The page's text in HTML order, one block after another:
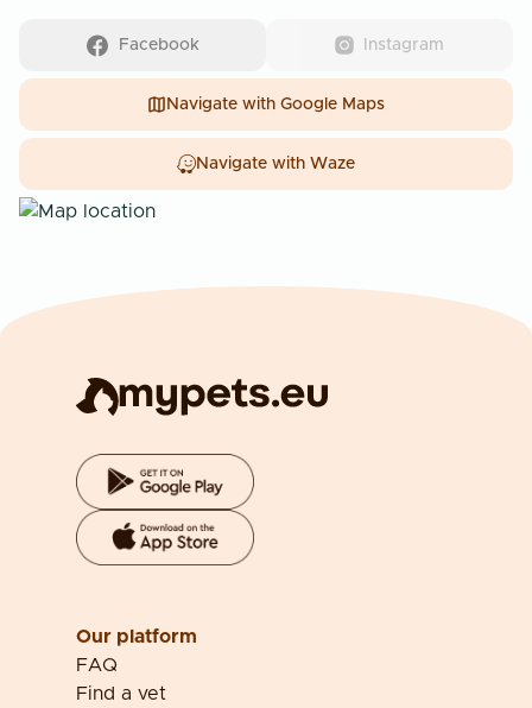
Facebook Instagram
Navigate with Google Maps
Navigate with Waze
Our platform
FAQ
Find a vet